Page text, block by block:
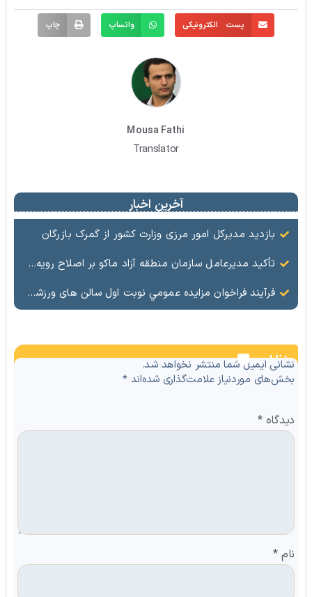
پست الکترونیکی واتساپ چاپ
Mousa Fathi
Translator
آخرین اخبار
بازدید مدیرکل امور مرزی وزارت کشور از گمرک بازرگان
تأکید مدیرعامل سازمان منطقه آزاد ماکو بر اصلاح رویه‌ها و ارتقای جایگاه مرز بازرگان
فرآيند فراخوان مزایده عمومي نوبت اول سالن های ورزشی تحت اختیار منطقه آزاد ماکو در شهرهای بازرگان – شوط و پلدشت
نظرات
نشانی ایمیل شما منتشر نخواهد شد.
بخش‌های موردنیاز علامت‌گذاری شده‌اند*
دیدگاه*
نام *